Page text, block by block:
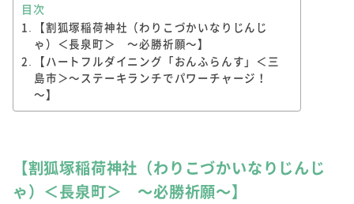
目次
【割狐塚稲荷神社（わりこづかいなりじんじ
ゃ）＜長泉町＞ ～必勝祈願～】
【ハートフルダイニング「おんふらんす」＜三
島市＞～ステーキランチでパワーチャージ！
～】
【割狐塚稲荷神社（わりこづかいなりじんじ
ゃ）＜長泉町＞ ～必勝祈願～】